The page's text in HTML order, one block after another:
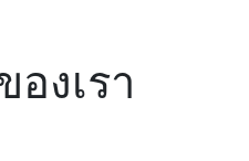
องเรา